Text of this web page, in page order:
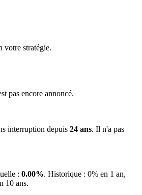
votre stratégie.
pas encore annoncé.
interruption depuis 24 ans. Il n'a pas
: 0.00%. Historique : 0% en 1 an,
10 ans.